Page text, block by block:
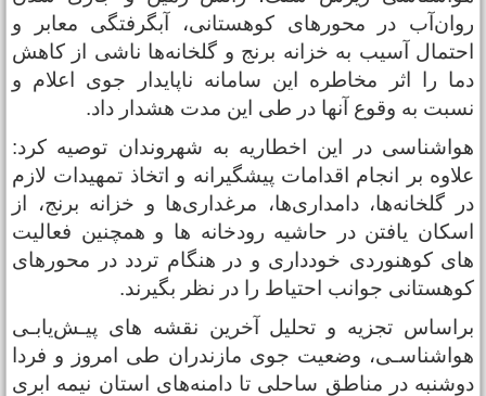
در محورهای کوهستانی، آبگرفتگی معابر و
آسیب به خزانه برنج و گلخانه‌ها ناشی از کاهش
را اثر مخاطره این سامانه ناپایدار جوی اعلام و
به وقوع آنها در طی این مدت هشدار داد.
در این اخطاریه به شهروندان توصیه کرد:
بر انجام اقدامات پیشگیرانه و اتخاذ تمهیدات لازم
گلخانه‌ها، دامداری‌ها، مرغداری‌ها و خزانه برنج، از
یافتن در حاشیه رودخانه ها و همچنین فعالیت
کوهنوردی خودداری و در هنگام تردد در محورهای
جوانب احتیاط را در نظر بگیرند.
تجزیه و تحلیل آخرین نقشه های پیـش‌یابـی
وضعیت جوی مازندران طی امروز و فردا
در مناطق ساحلی تا دامنه‌های استان نیمه ابری